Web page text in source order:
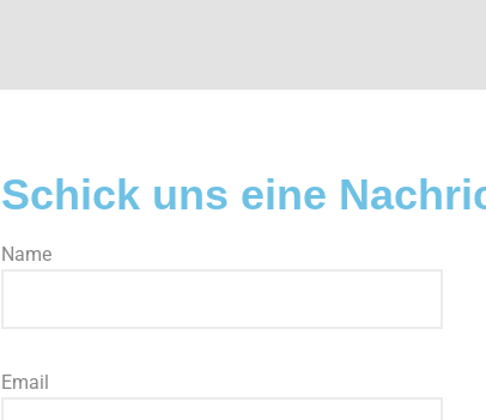
Schick uns eine
Name
Email